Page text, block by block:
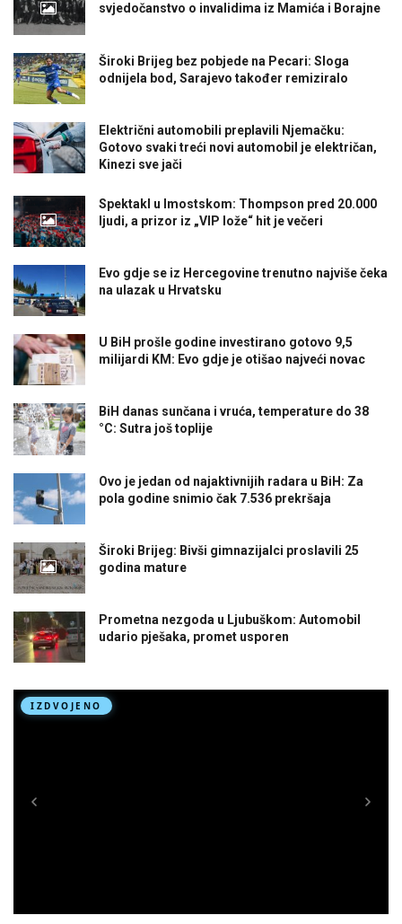
svjedočanstvo o invalidima iz Mamića i Borajne
Široki Brijeg bez pobjede na Pecari: Sloga
odnijela bod, Sarajevo također remiziralo
Električni automobili preplavili Njemačku:
Gotovo svaki treći novi automobil je električan,
Kinezi sve jači
Spektakl u Imostskom: Thompson pred 20.000
ljudi, a prizor iz „VIP lože“ hit je večeri
Evo gdje se iz Hercegovine trenutno najviše čeka
na ulazak u Hrvatsku
U BiH prošle godine investirano gotovo 9,5
milijardi KM: Evo gdje je otišao najveći novac
BiH danas sunčana i vruća, temperature do 38
°C: Sutra još toplije
Ovo je jedan od najaktivnijih radara u BiH: Za
pola godine snimio čak 7.536 prekršaja
Široki Brijeg: Bivši gimnazijalci proslavili 25
godina mature
Prometna nezgoda u Ljubuškom: Automobil
udario pješaka, promet usporen